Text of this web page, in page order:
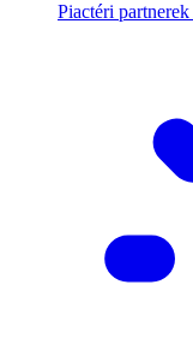
Piactéri partnerek